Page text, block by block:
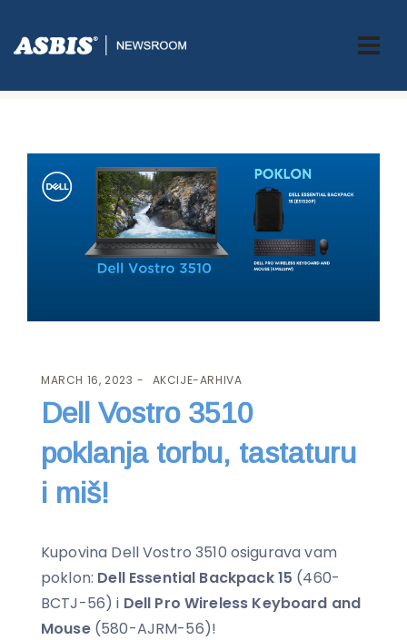
ASBIS.BA> AKCIJE-ARHIVA
> DELL VOSTRO 3510 POKLANJA
MARCH 16, 2023 AKCIJE-ARHIVA
Dell Vostro 3510
poklanja torbu, tastaturu
i miš!
Kupovina Dell Vostro 3510 osigurava vam
poklon: Dell Essential Backpack 15 (460-
BCTJ-56) i Dell Pro Wireless Keyboard and
Mouse (580-AJRM-56)!